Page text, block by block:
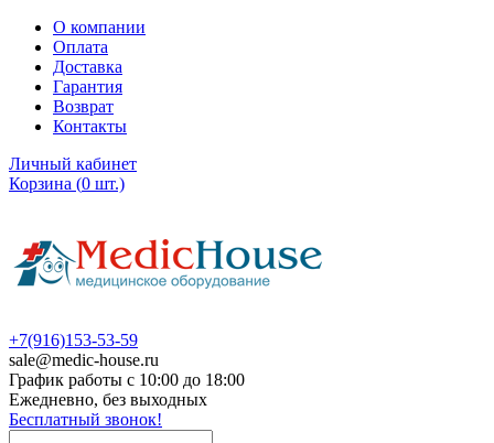
О компании
Оплата
Доставка
Гарантия
Возврат
Контакты
Личный кабинет
Корзина (0 шт.)
+7(916)153-53-59
sale@medic-house.ru
График работы с 10:00 до 18:00
Ежедневно, без выходных
Бесплатный звонок!